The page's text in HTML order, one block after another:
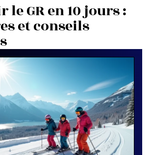
le GR en 10 jours :
et conseils